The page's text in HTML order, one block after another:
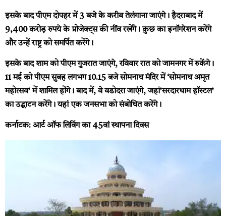
इसके बाद पीएम दोपहर में 3 बजे के करीब तेलंगाना जाएंगे। हैदराबाद में
9,400 करोड़ रुपये के प्रोजेक्ट्स की नींव रखेंगे। कुछ का इनॉगरेशन करेंगे
और उन्हें राष्ट्र को समर्पित करेंगे।
इसके बाद शाम को पीएम गुजरात जाएंगे, रविवार रात को जामनगर में रुकेंगे।
11 मई को पीएम सुबह लगभग 10.15 बजे सोमनाथ मंदिर में ‘सोमनाथ अमृत
महोत्सव’ में शामिल होंगे। बाद में, वे वडोदरा जाएंगे, जहां’सरदारधाम हॉस्टल’
का उद्घाटन करेंगे। यहां एक जनसभा को संबोधित करेंगे।
कर्नाटक: आर्ट ऑफ लिविंग का 45वां स्थापना दिवस